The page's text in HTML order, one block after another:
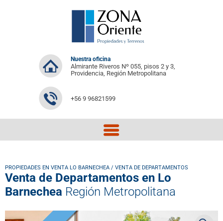
Nuestra oficina
Almirante Riveros Nº 055, pisos 2 y 3,
Providencia, Región Metropolitana
+56 9 96821599
PROPIEDADES EN VENTA LO BARNECHEA/ VENTA DE DEPARTAMENTOS
Venta de Departamentos en Lo
Barnechea Región Metropolitana